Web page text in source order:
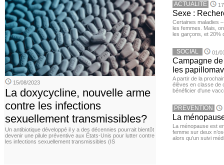
15/08/2023
La doxycycline, nouvelle arme
contre les infections
sexuellement transmissibles?
Un antibiotique développé il y a des décennies pourrait bientôt
devenir une pilule préventive aux États-Unis pour lutter contre
les infections sexuellement transmissibles (IS
ACTUALITE
Sexe :
Certaines maladies
les femmes. Mais,
les garçons, et 20%
SOCIAL 01/
Campagne
les
A partir de la
élèves en classe de
bénéficier d'une
PREVENTION
La
La ménopause est
femme sur deux
alors qu’un suivi